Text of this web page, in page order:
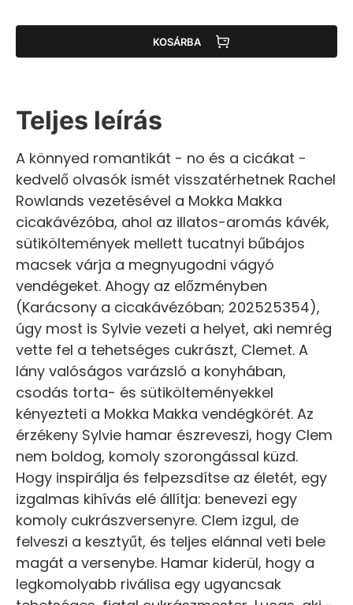
KOSÁRBA
Teljes leírás
A könnyed romantikát - no és a cicákat -
kedvelő olvasók ismét visszatérhetnek Rachel
Rowlands vezetésével a Mokka Makka
cicakávézóba, ahol az illatos-aromás kávék,
sütiköltemények mellett tucatnyi bűbájos
macsek várja a megnyugodni vágyó
vendégeket. Ahogy az előzményben
(Karácsony a cicakávézóban; 202525354),
úgy most is Sylvie vezeti a helyet, aki nemrég
vette fel a tehetséges cukrászt, Clemet. A
lány valóságos varázsló a konyhában,
csodás torta- és sütikölteményekkel
kényezteti a Mokka Makka vendégkörét. Az
érzékeny Sylvie hamar észreveszi, hogy Clem
nem boldog, komoly szorongással küzd.
Hogy inspirálja és felpezsdítse az életét, egy
izgalmas kihívás elé állítja: benevezi egy
komoly cukrászversenyre. Clem izgul, de
felveszi a kesztyűt, és teljes elánnal veti bele
magát a versenybe. Hamar kiderül, hogy a
legkomolyabb riválisa egy ugyancsak